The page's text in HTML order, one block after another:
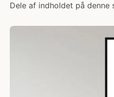
Dele af indholdet på